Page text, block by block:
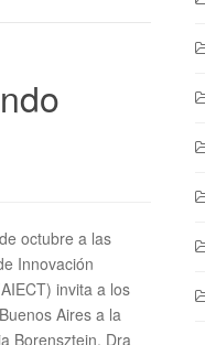
octubre a las
Innovación
invita a los
Aires a la
Borensztejn, Dra